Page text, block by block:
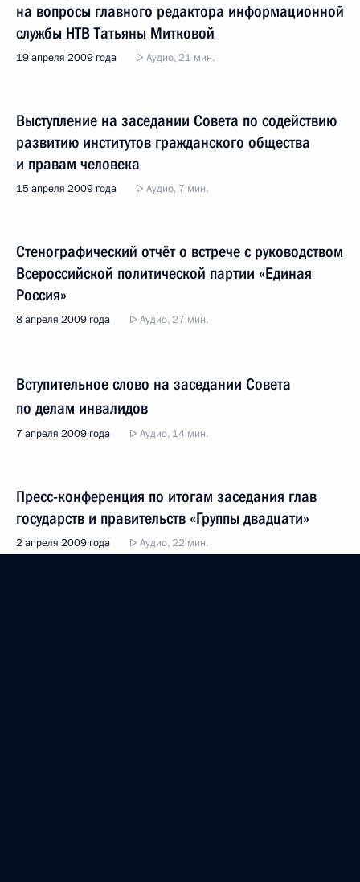
на вопросы главного редактора информационной
службы НТВ Татьяны Митковой
19 апреля 2009 года Аудио, 21 мин.
Выступление на заседании Совета по содействию
развитию институтов гражданского общества
и правам человека
15 апреля 2009 года Аудио, 7 мин.
Стенографический отчёт о встрече с руководством
Всероссийской политической партии «Единая
Россия»
8 апреля 2009 года Аудио, 27 мин.
Вступительное слово на заседании Совета
по делам инвалидов
7 апреля 2009 года Аудио, 14 мин.
Пресс-конференция по итогам заседания глав
государств и правительств «Группы двадцати»
2 апреля 2009 года Аудио, 22 мин.